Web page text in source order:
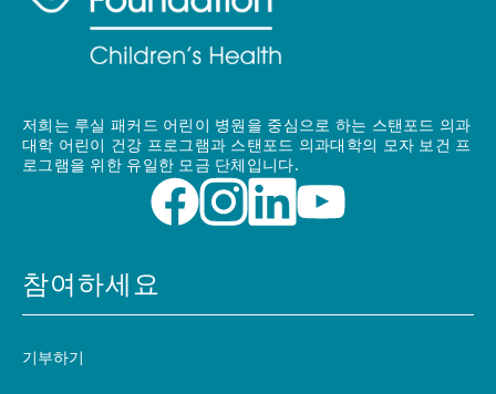
저희는 루실 패커드 어린이 병원을 중심으로 하는 스탠포드 의과
대학 어린이 건강 프로그램과 스탠포드 의과대학의 모자 보건 프
로그램을 위한 유일한 모금 단체입니다.
참여하세요
기부하기